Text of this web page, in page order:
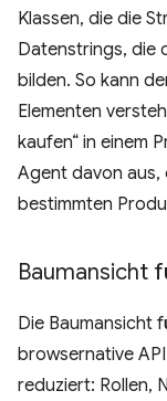
Klassen, die die
Datenstrings, die
bilden. So kann
Elementen
kaufen“ in einem
Agent davon aus,
bestimmten
Baumansicht
Die Baumansicht
browsernative
reduziert: Rollen,